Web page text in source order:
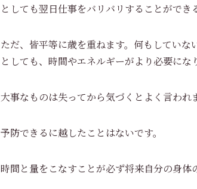
としても翌日仕事をバリバリすることができ
ただ、皆平等に歳を重ねます。何もしてい
としても、時間やエネルギーがより必要にな
大事なものは失ってから気づくとよく言われ
予防できるに越したことはないです。
時間と量をこなすことが必ず将来自分の身体